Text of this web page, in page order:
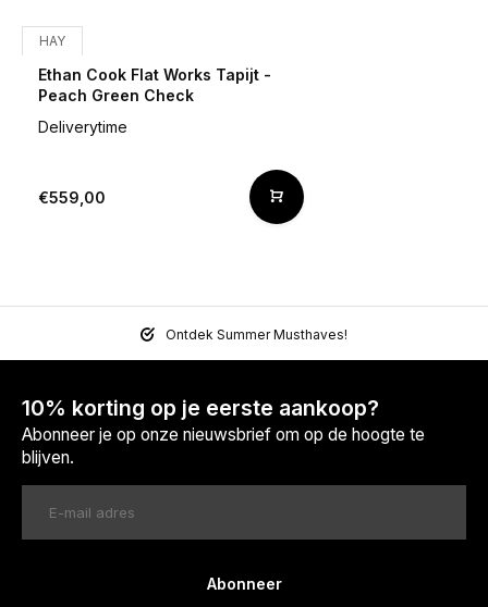
HAY
Ethan Cook Flat Works Tapijt -
Peach Green Check
Deliverytime
€559,00
Ontdek Summer Musthaves!
10% korting op je eerste aankoop?
Abonneer je op onze nieuwsbrief om op de hoogte te
blijven.
Abonneer